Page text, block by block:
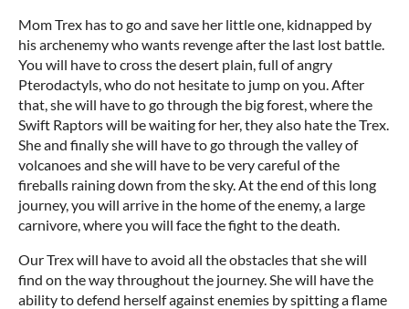
Mom Trex has to go and save her little one, kidnapped by
his archenemy who wants revenge after the last lost battle.
You will have to cross the desert plain, full of angry
Pterodactyls, who do not hesitate to jump on you. After
that, she will have to go through the big forest, where the
Swift Raptors will be waiting for her, they also hate the Trex.
She and finally she will have to go through the valley of
volcanoes and she will have to be very careful of the
fireballs raining down from the sky. At the end of this long
journey, you will arrive in the home of the enemy, a large
carnivore, where you will face the fight to the death.
Our Trex will have to avoid all the obstacles that she will
find on the way throughout the journey. She will have the
ability to defend herself against enemies by spitting a flame